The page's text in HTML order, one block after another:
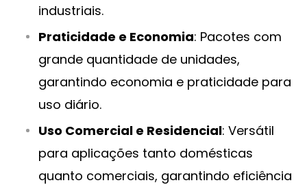
industriais.
Praticidade e Economia: Pacotes com
grande quantidade de unidades,
garantindo economia e praticidade para
uso diário.
Uso Comercial e Residencial: Versátil
para aplicações tanto domésticas
quanto comerciais, garantindo eficiência